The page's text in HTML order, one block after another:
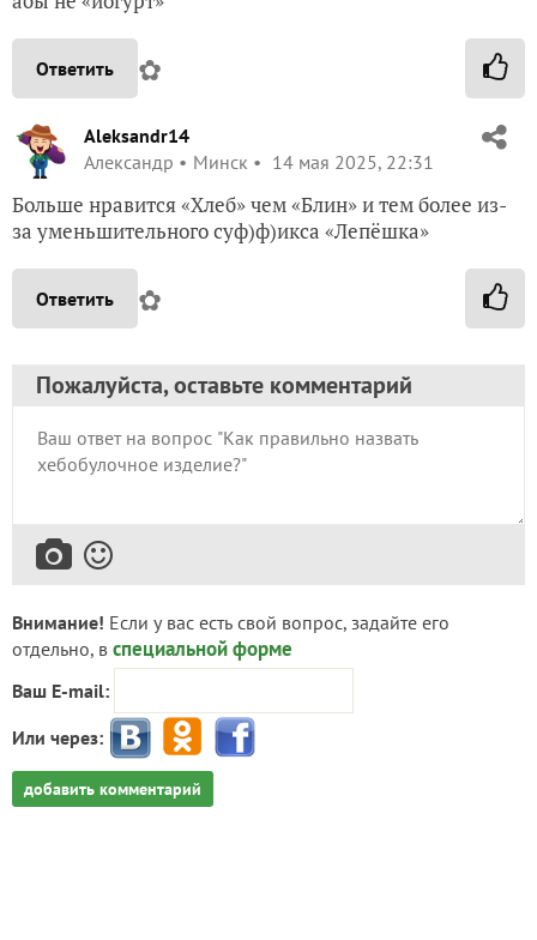
Ответить ✿
Aleksandr14
Александр
Минск 14 мая 2025, 22:31
Больше нравится «Хлеб» чем «Блин» и тем более из-
за уменьшительного суф)ф)икса «Лепёшка»
Ответить ✿
Пожалуйста, оставьте комментарий
Внимание! Если у вас есть свой вопрос, задайте его
отдельно, в специальной форме
Ваш E-mail:
Или через:
добавить комментарий